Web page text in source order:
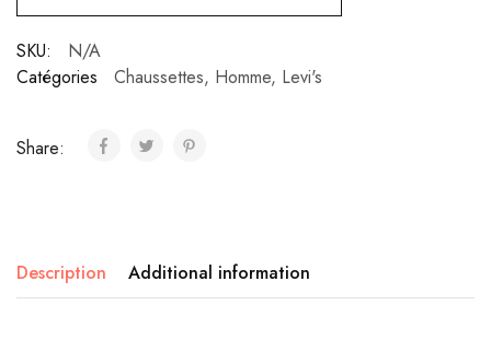
SKU:
N/A
Catégories
Chaussettes, Homme, Levi's
Share:
Description Additional information